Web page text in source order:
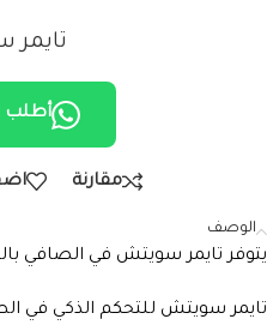
أطلب
مقارنة
الوصف
يتوفر تايمر سويتش في الصافي
تايمر سويتش للتحكم الذكي في